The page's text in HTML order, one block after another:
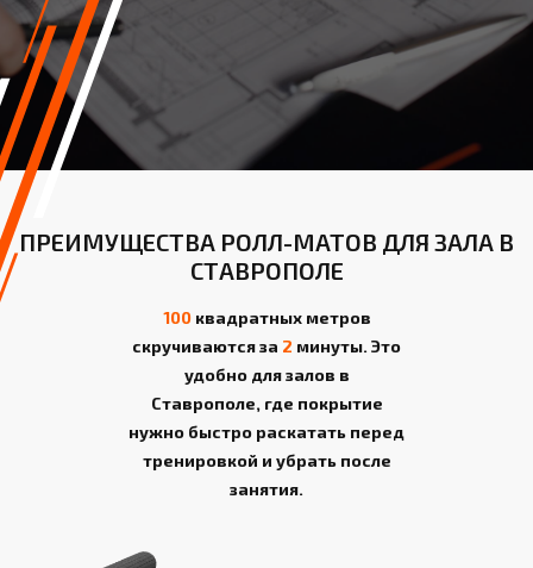
ПРЕИМУЩЕСТВА РОЛЛ-МАТОВ ДЛЯ ЗАЛА В
СТАВРОПОЛЕ
100квадратных метров
скручиваются за 2 минуты. Это
удобно для залов в
Ставрополе, где покрытие
нужно быстро раскатать перед
тренировкой и убрать после
занятия.